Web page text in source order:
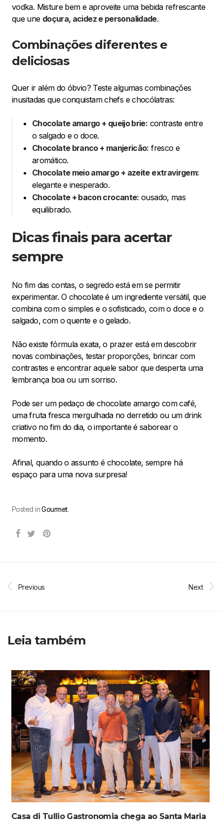
vodka. Misture bem e aproveite uma bebida refrescante
que une doçura, acidez e personalidade.
Combinações diferentes e
deliciosas
Quer ir além do óbvio? Teste algumas combinações
inusitadas que conquistam chefs e chocólatras:
Chocolate amargo + queijo brie: contraste entre
o salgado e o doce.
Chocolate branco + manjericão: fresco e
aromático.
Chocolate meio amargo + azeite extravirgem:
elegante e inesperado.
Chocolate + bacon crocante: ousado, mas
equilibrado.
Dicas finais para acertar
sempre
No fim das contas, o segredo está em se permitir
experimentar. O chocolate é um ingrediente versátil, que
combina com o simples e o sofisticado, com o doce e o
salgado, com o quente e o gelado.
Não existe fórmula exata, o prazer está em descobrir
novas combinações, testar proporções, brincar com
contrastes e encontrar aquele sabor que desperta uma
lembrança boa ou um sorriso.
Pode ser um pedaço de chocolate amargo com café,
uma fruta fresca mergulhada no derretido ou um drink
criativo no fim do dia, o importante é saborear o
momento.
Afinal, quando o assunto é chocolate, sempre há
espaço para uma nova surpresa!
Posted inGourmet.
Previous Next
Leia também
Casa di Tullio Gastronomia chega ao Santa Maria